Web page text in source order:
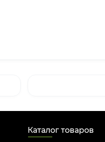
Каталог товаров